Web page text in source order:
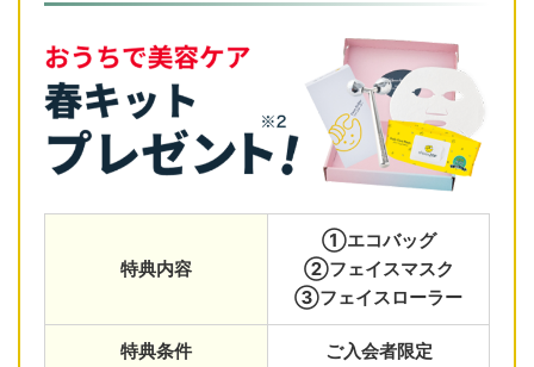
特典内容
①エコバッグ
②フェイスマスク
③フェイスローラー
特典条件 ご入会者限定